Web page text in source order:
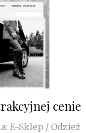
cenie
E-Sklep / Odzież